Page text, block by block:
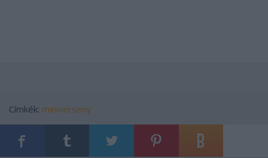
Címkék: miniverseny